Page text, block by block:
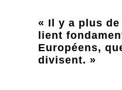
« Il y a plus
lient
Européens,
divisent. »